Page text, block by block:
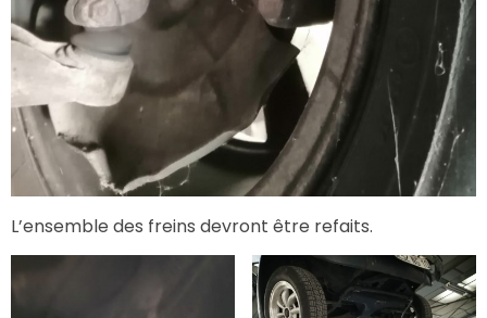
L’ensemble des freins devront être refaits.